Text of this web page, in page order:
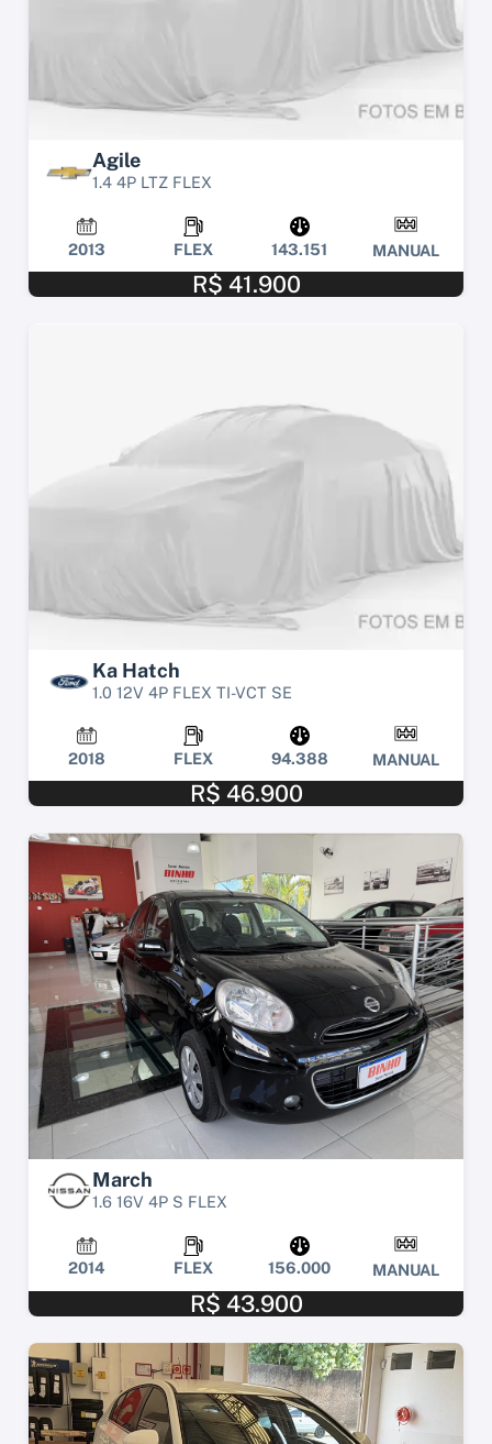
Agile
1.4 4P LTZ FLEX
2013 FLEX 143.151 MANUAL
R$ 41.900
Ka Hatch
1.0 12V 4P FLEX TI-VCT SE
2018 FLEX 94.388 MANUAL
R$ 46.900
March
1.6 16V 4P S FLEX
2014 FLEX 156.000 MANUAL
R$ 43.900